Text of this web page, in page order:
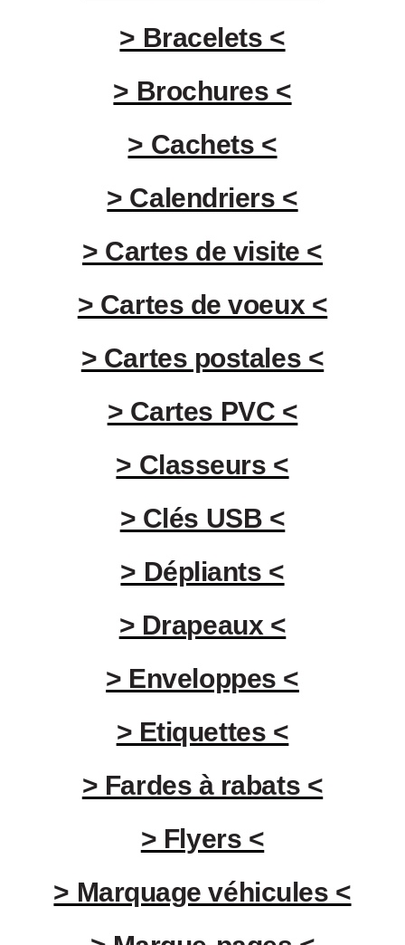
> Bracelets <
> Brochures <
> Cachets <
> Calendriers <
> Cartes de visite <
> Cartes de voeux <
> Cartes postales <
> Cartes PVC <
> Classeurs <
> Clés USB <
> Dépliants <
> Drapeaux <
> Enveloppes <
> Etiquettes <
> Fardes à rabats <
> Flyers <
> Marquage véhicules <